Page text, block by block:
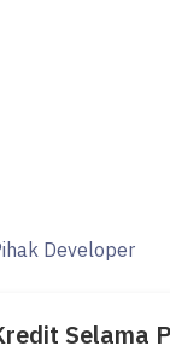
Developer
Selama